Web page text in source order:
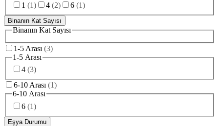
1 (1) 4 (2) 6 (1)
Binanın Kat Sayısı
Binanın Kat Sayısı
1-5 Arası (3)
1-5 Arası
4 (3)
6-10 Arası (1)
6-10 Arası
6 (1)
Eşya Durumu